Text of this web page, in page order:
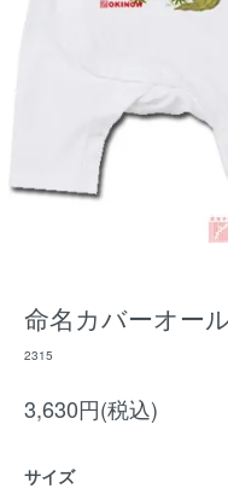
命名カバーオ
2315
3,630円(税込)
サイズ